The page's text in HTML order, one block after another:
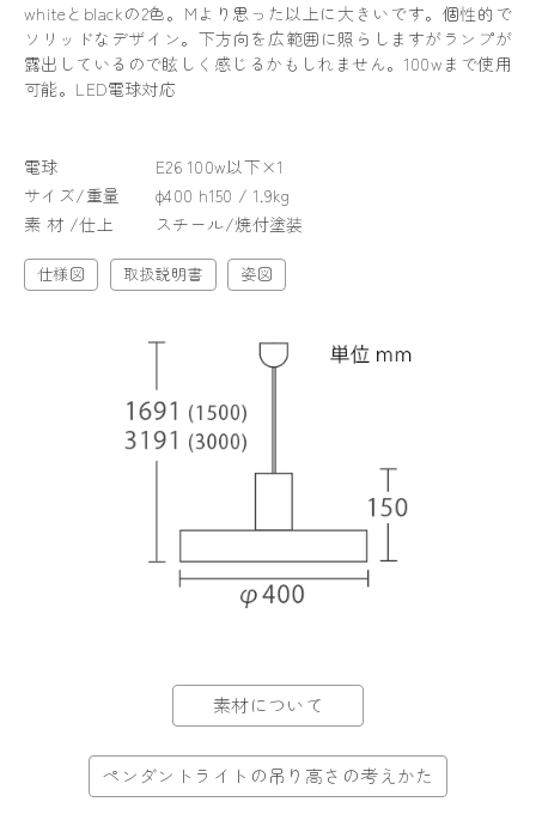
whiteとblackの2色。Mより思った以上に大きいです。個性的で
ソリッドなデザイン。下方向を広範囲に照らしますがランプが
露出しているので眩しく感じるかもしれません。100wまで使用
可能。LED電球対応
電球
E26 100w以下×1
サイズ/重量
φ400 h150 / 1.9kg
素 材 /仕上
スチール/焼付塗装
仕様図 取扱説明書 姿図
素材について
ペンダントライトの吊り高さの考えかた